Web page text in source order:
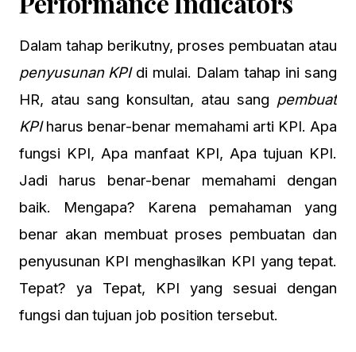
Dalam tahap berikutny, proses pembuatan atau
penyusunan KPIdi mulai. Dalam tahap ini sang
HR, atau sang konsultan, atau sang pembuat
KPIharus benar-benar memahami arti KPI. Apa
fungsi KPI, Apa manfaat KPI, Apa tujuan KPI.
Jadi harus benar-benar memahami dengan
baik. Mengapa? Karena pemahaman yang
benar akan membuat proses pembuatan dan
penyusunan KPI menghasilkan KPI yang tepat.
Tepat? ya Tepat, KPI yang sesuai dengan
fungsi dan tujuan job position tersebut.